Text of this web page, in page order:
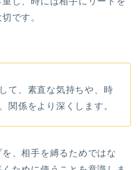
です。
て、素直な気持ちや、時
関係をより深くします。
、相手を縛るためではな